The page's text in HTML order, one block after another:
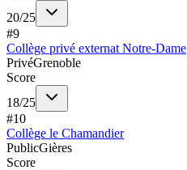
20/25
#9
Collège privé externat Notre-Dame
PrivéGrenoble
Score
18/25
#10
Collège le Chamandier
PublicGières
Score